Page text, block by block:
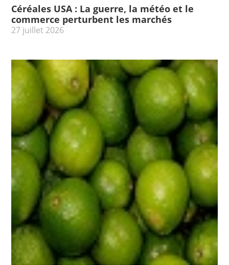
Céréales USA : La guerre, la météo et le
commerce perturbent les marchés
27 juillet 2026